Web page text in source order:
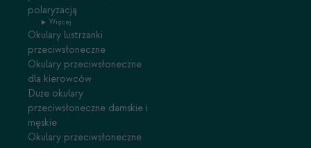
polaryzacją
Więcej
Okulary lustrzanki
przeciwsłoneczne
Okulary przeciwsłoneczne
dla kierowców
Duże okulary
przeciwsłoneczne damskie i
męskie
Okulary przeciwsłoneczne